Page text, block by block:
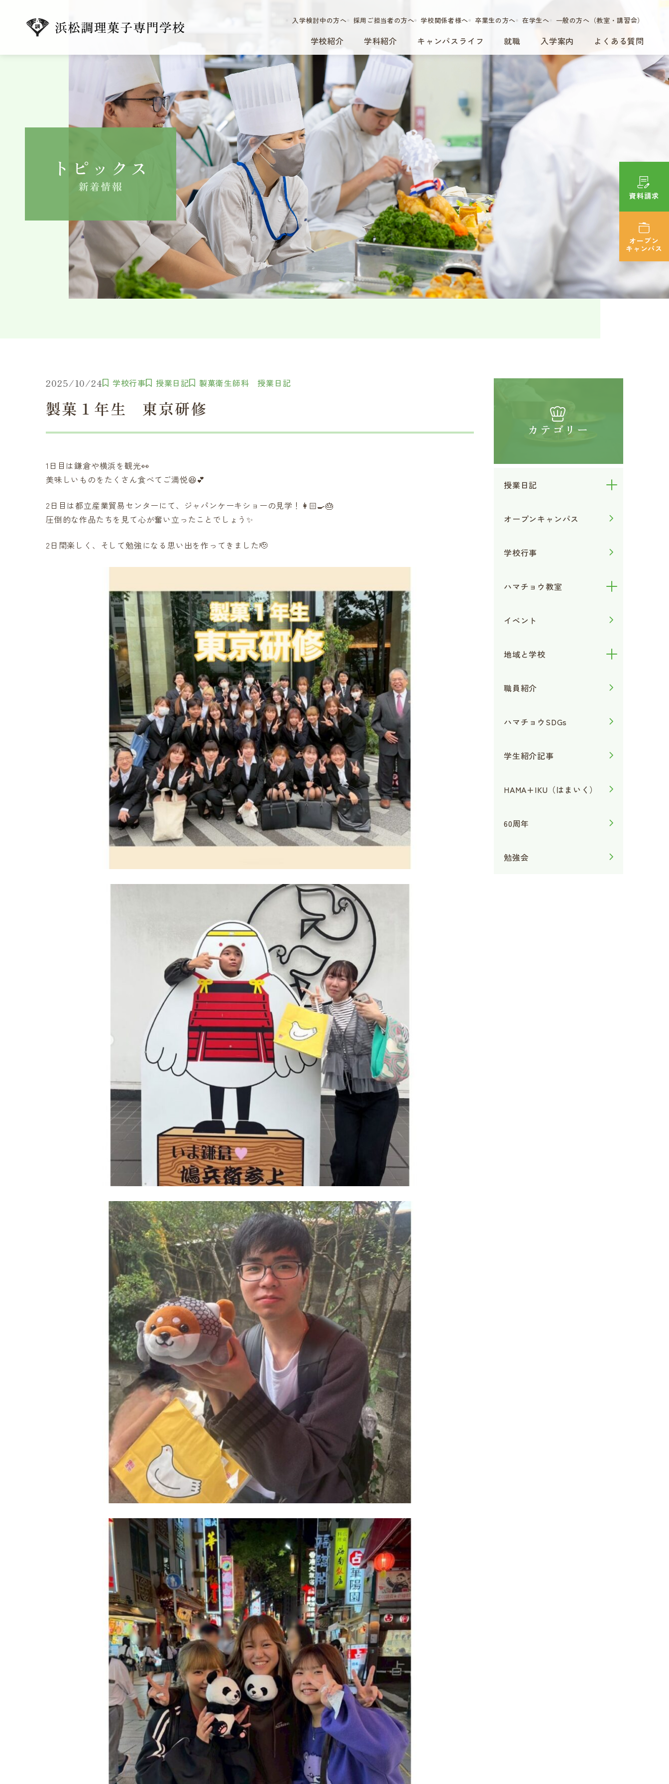
学校紹介 学科紹介 キャンパスライフ 就職 入学案内 よくある質問
入学検討中の方へ 採用ご担当者の方へ 学校関係者様へ 卒業生の方へ 在学生へ 一般の方へ（教室・講習会）
トピックス
新着情報
2025/10/24 学校行事 授業日記 製菓衛生師科 授業日記
製菓１年生 東京研修
1日目は鎌倉や横浜を観光👀
美味しいものをたくさん食べてご満悦😆💕
2日目は都立産業貿易センターにて、ジャパンケーキショーの見学！👩🏻‍🍳🎂
圧倒的な作品たちを見て心が奮い立ったことでしょう✨
2日間楽しく、そして勉強になる思い出を作ってきました🫡
カテゴリー
授業日記
オープンキャンパス
学校行事
ハマチョウ教室
イベント
地域と学校
職員紹介
ハマチョウSDGs
学生紹介記事
HAMA+IKU（はまいく）
60周年
勉強会
資料請求
オープン
キャンパス